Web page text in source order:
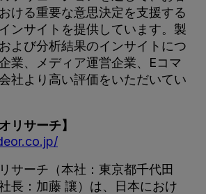
ける重要な意思決定を支援する
ンサイトを提供しています。製
よび分析結果のインサイトにつ
業、メディア運営企業、Eコマ
社より高い評価をいただいてい
リサーチ】
サーチ（本社：東京都千代田
長：加藤 讓）は、日本におけ